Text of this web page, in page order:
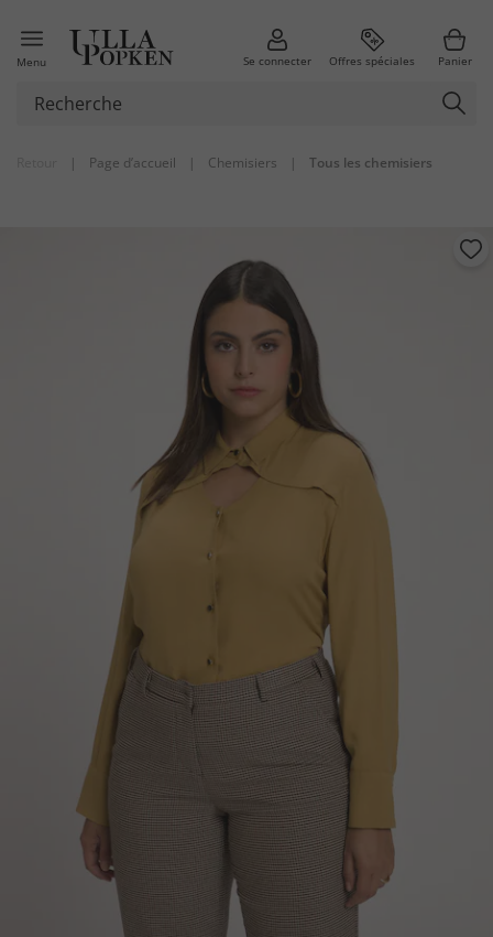
Menu Se connecter Offres spéciales Panier
| Page d’accueil | Chemisiers | Tous les chemisiers